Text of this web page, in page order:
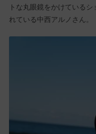
トな丸眼鏡をかけている
れている中西アルノさん。